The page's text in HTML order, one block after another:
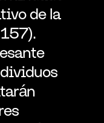
de la